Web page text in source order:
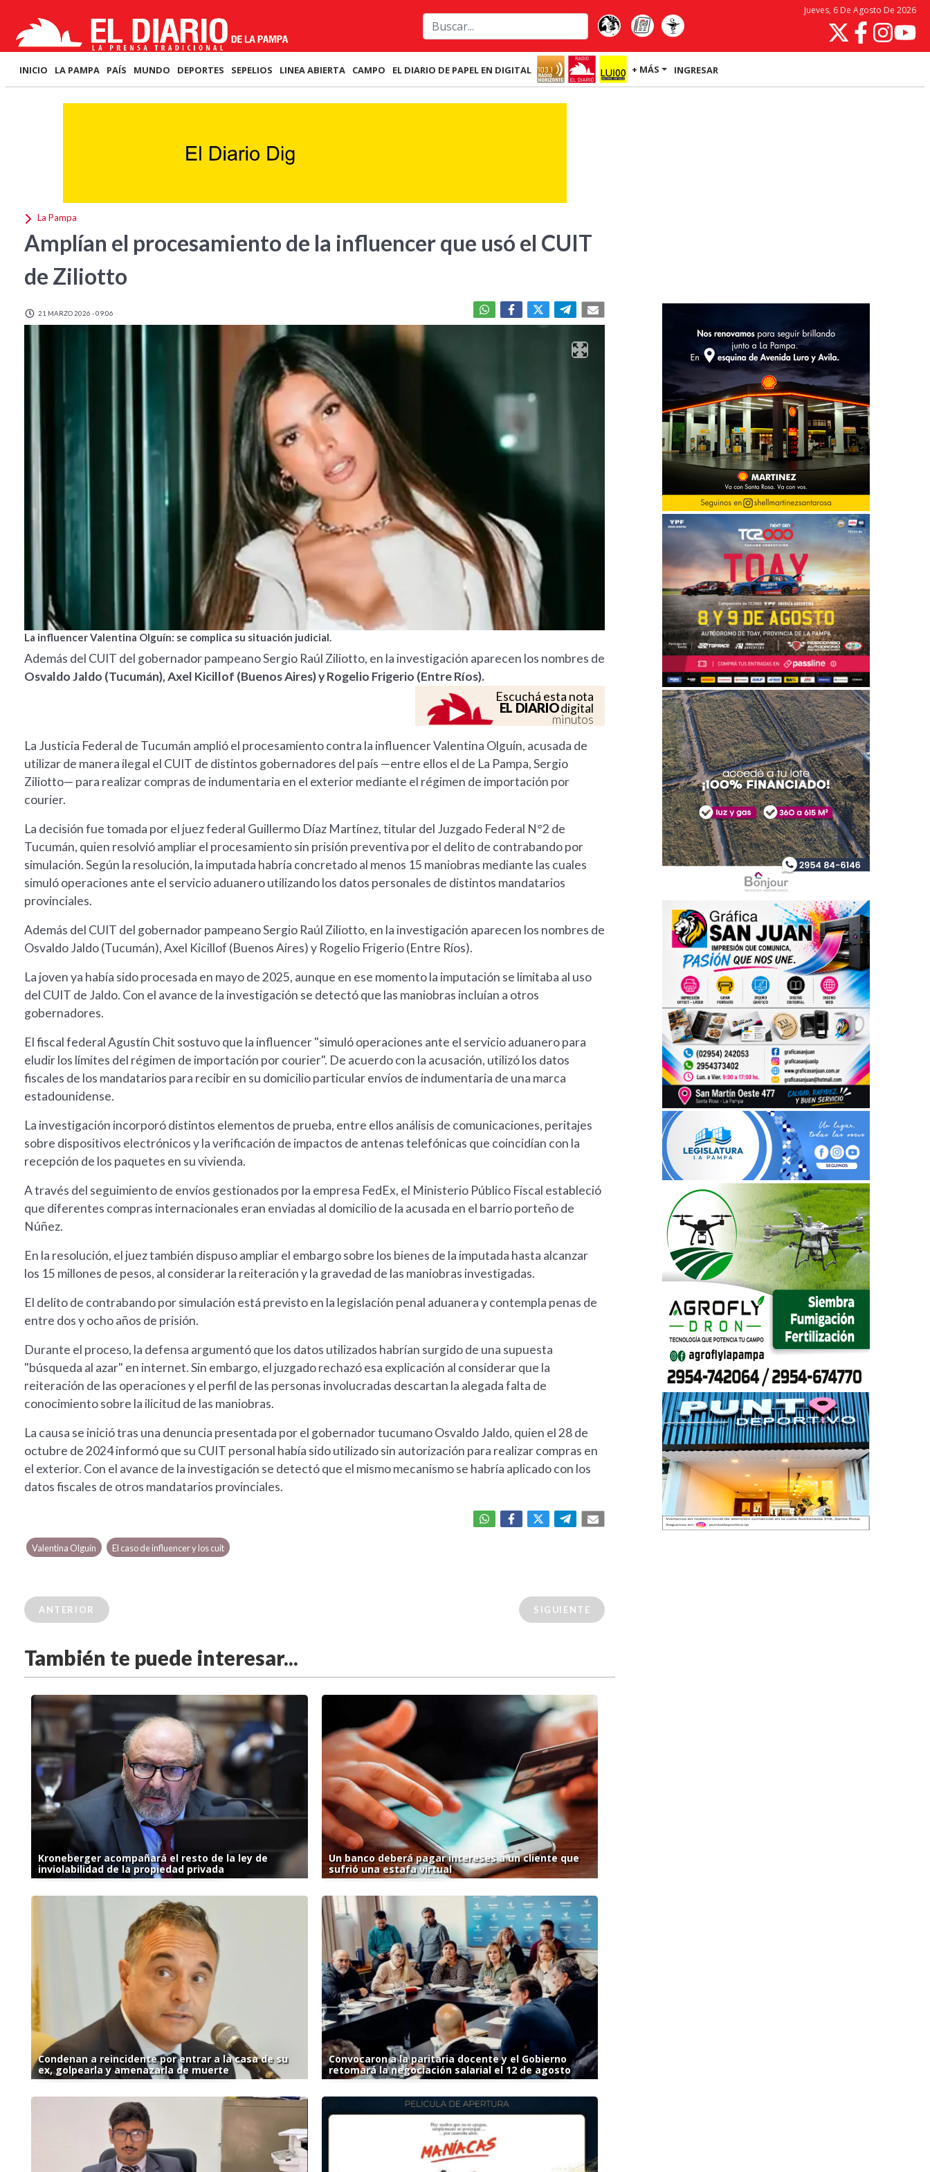
Jueves, 6 De Agosto De 2026
INICIO LA PAMPA PAÍS MUNDO DEPORTES SEPELIOS LINEA ABIERTA CAMPO EL DIARIO DE PAPEL EN DIGITAL + MÁS INGRESAR
La Pampa
Amplían el procesamiento de la influencer que usó el CUIT
de Ziliotto
21 MARZO 2026 - 09:06
La influencer Valentina Olguín: se complica su situación judicial.
Además del CUIT del gobernador pampeano Sergio Raúl Ziliotto, en la investigación aparecen los nombres de
Osvaldo Jaldo (Tucumán), Axel Kicillof (Buenos Aires) y Rogelio Frigerio (Entre Ríos).
Escuchá esta nota
EL DIARIOdigital
minutos
La Justicia Federal de Tucumán amplió el procesamiento contra la influencer Valentina Olguín, acusada de
utilizar de manera ilegal el CUIT de distintos gobernadores del país —entre ellos el de La Pampa, Sergio
Ziliotto— para realizar compras de indumentaria en el exterior mediante el régimen de importación por
courier.
La decisión fue tomada por el juez federal Guillermo Díaz Martínez, titular del Juzgado Federal N°2 de
Tucumán, quien resolvió ampliar el procesamiento sin prisión preventiva por el delito de contrabando por
simulación. Según la resolución, la imputada habría concretado al menos 15 maniobras mediante las cuales
simuló operaciones ante el servicio aduanero utilizando los datos personales de distintos mandatarios
provinciales.
Además del CUIT del gobernador pampeano Sergio Raúl Ziliotto, en la investigación aparecen los nombres de
Osvaldo Jaldo (Tucumán), Axel Kicillof (Buenos Aires) y Rogelio Frigerio (Entre Ríos).
La joven ya había sido procesada en mayo de 2025, aunque en ese momento la imputación se limitaba al uso
del CUIT de Jaldo. Con el avance de la investigación se detectó que las maniobras incluían a otros
gobernadores.
El fiscal federal Agustín Chit sostuvo que la influencer "simuló operaciones ante el servicio aduanero para
eludir los límites del régimen de importación por courier". De acuerdo con la acusación, utilizó los datos
fiscales de los mandatarios para recibir en su domicilio particular envíos de indumentaria de una marca
estadounidense.
La investigación incorporó distintos elementos de prueba, entre ellos análisis de comunicaciones, peritajes
sobre dispositivos electrónicos y la verificación de impactos de antenas telefónicas que coincidían con la
recepción de los paquetes en su vivienda.
A través del seguimiento de envíos gestionados por la empresa FedEx, el Ministerio Público Fiscal estableció
que diferentes compras internacionales eran enviadas al domicilio de la acusada en el barrio porteño de
Núñez.
En la resolución, el juez también dispuso ampliar el embargo sobre los bienes de la imputada hasta alcanzar
los 15 millones de pesos, al considerar la reiteración y la gravedad de las maniobras investigadas.
El delito de contrabando por simulación está previsto en la legislación penal aduanera y contempla penas de
entre dos y ocho años de prisión.
Durante el proceso, la defensa argumentó que los datos utilizados habrían surgido de una supuesta
"búsqueda al azar" en internet. Sin embargo, el juzgado rechazó esa explicación al considerar que la
reiteración de las operaciones y el perfil de las personas involucradas descartan la alegada falta de
conocimiento sobre la ilicitud de las maniobras.
La causa se inició tras una denuncia presentada por el gobernador tucumano Osvaldo Jaldo, quien el 28 de
octubre de 2024 informó que su CUIT personal había sido utilizado sin autorización para realizar compras en
el exterior. Con el avance de la investigación se detectó que el mismo mecanismo se habría aplicado con los
datos fiscales de otros mandatarios provinciales.
Valentina Olguín El caso de influencer y los cuit
ANTERIOR SIGUIENTE
También te puede interesar...
Kroneberger acompañará el resto de la ley de
inviolabilidad de la propiedad privada
Un banco deberá pagar intereses a un cliente que
sufrió una estafa virtual
Condenan a reincidente por entrar a la casa de su
ex, golpearla y amenazarla de muerte
Convocaron a la paritaria docente y el Gobierno
retomará la negociación salarial el 12 de agosto